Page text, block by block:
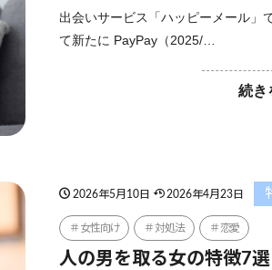
出会いサービス「ハッピーメール」
て新たに PayPay（2025/…
続き
2026年5月10日 2026年4月23日
女性向け 対処法 恋愛
人の男を取る女の特徴7